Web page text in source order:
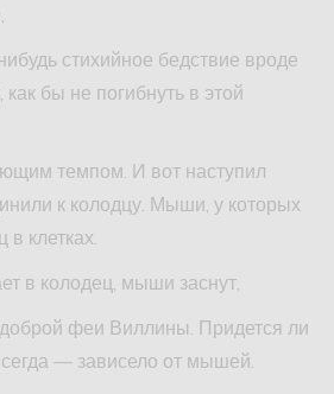
стихийное бедствие вроде
бы не погибнуть в этой
темпом. И вот наступил
к колодцу. Мыши, у которых
клетках.
в колодец, мыши заснут,
феи Виллины. Придется ли
— зависело от мышей.